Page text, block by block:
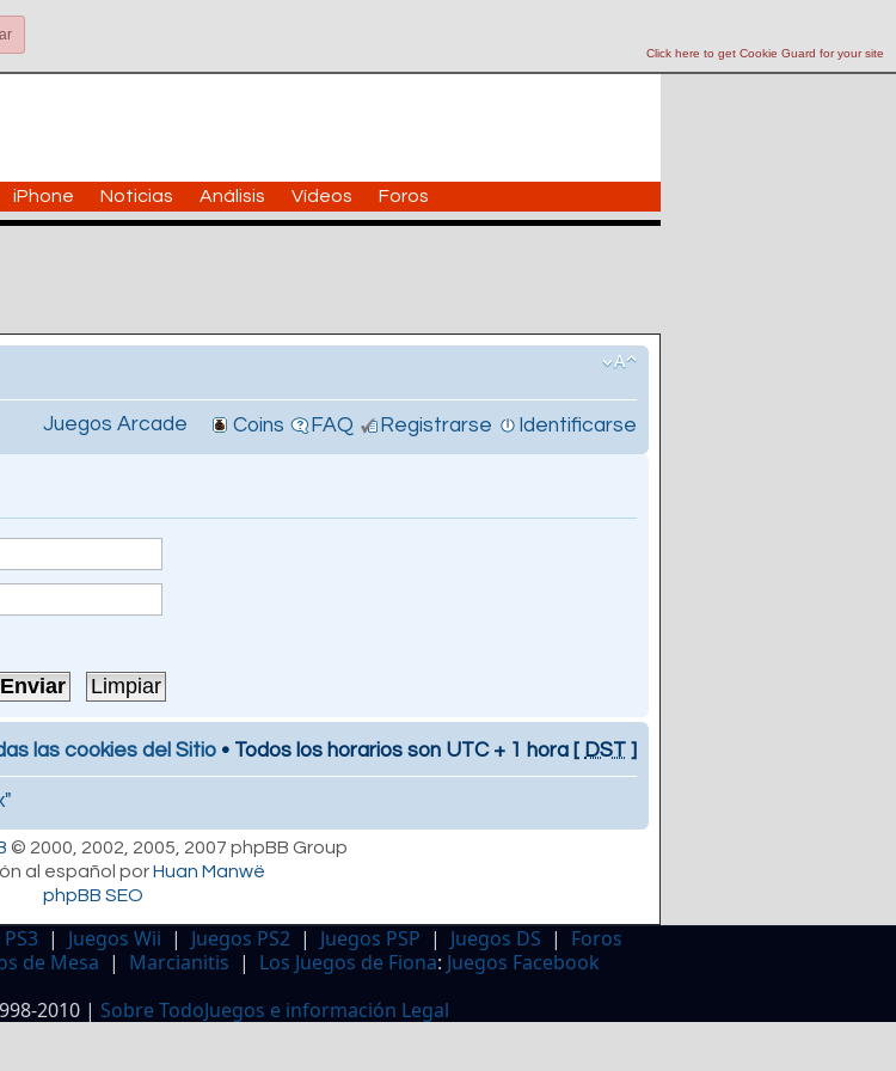
Click here to get Cookie Guard for your site
iPhone Noticias Análisis Vídeos Foros
Juegos Arcade Coins FAQ Registrarse Identificarse
las cookies del Sitio • Todos los horarios son UTC + 1 hora [ DST ]
© 2000, 2002, 2005, 2007 phpBB Group
al español porHuan Manwë
phpBB SEO
| Juegos Wii | Juegos PS2 | Juegos PSP | Juegos DS | Foros
de Mesa | Marcianitis | Los Juegos de Fiona: Juegos Facebook
2010 | Sobre TodoJuegos e información Legal